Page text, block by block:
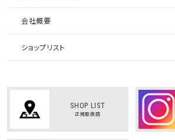
会社概要
ショップリスト
SHOP LIST
正規取扱店